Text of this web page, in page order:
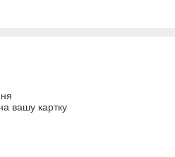
вашу картку